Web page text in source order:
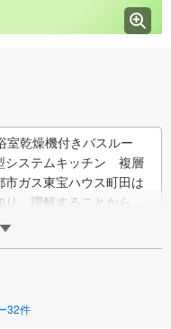
乾燥機付きバスルー
ステムキッチン 複層
ガス東宝ハウス町田は
、理解することから始
んとお聞きし、しっ
32件